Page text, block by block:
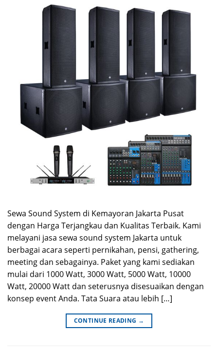
Sewa Sound System di Kemayoran Jakarta Pusat
dengan Harga Terjangkau dan Kualitas Terbaik. Kami
melayani jasa sewa sound system Jakarta untuk
berbagai acara seperti pernikahan, pensi, gathering,
meeting dan sebagainya. Paket yang kami sediakan
mulai dari 1000 Watt, 3000 Watt, 5000 Watt, 10000
Watt, 20000 Watt dan seterusnya disesuaikan dengan
konsep event Anda. Tata Suara atau lebih […]
CONTINUE READING →